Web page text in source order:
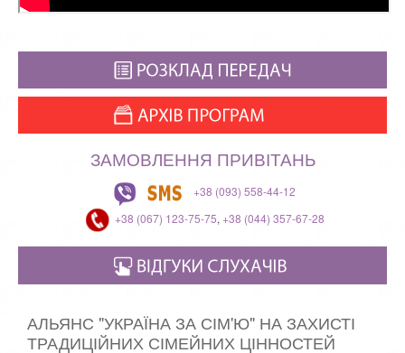
ЗАМОВЛЕННЯ ПРИВІТАНЬ
+38 (093) 558-44-12
+38 (067) 123-75-75, +38 (044) 357-67-28
АЛЬЯНС "УКРАЇНА ЗА СІМ'Ю" НА ЗАХИСТІ
ТРАДИЦІЙНИХ СІМЕЙНИХ ЦІННОСТЕЙ